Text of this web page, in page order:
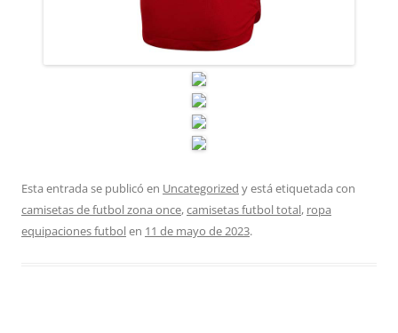
Esta entrada se publicó en Uncategorized y está etiquetada con
camisetas de futbol zona once,camisetas futbol total, ropa
equipaciones futbolen 11 de mayo de 2023.